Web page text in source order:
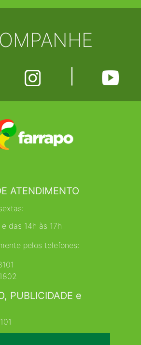
ATENDIMENTO
das 14h às 17h
pelos telefones:
PUBLICIDADE e